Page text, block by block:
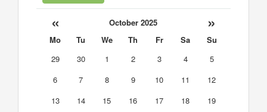
« October 2025 »
Mo Tu We Th Fr Sa
Su
29
30 1 2 3 4
5
6
7 8 9 10 11
12
13
14 15 16 17 18
19